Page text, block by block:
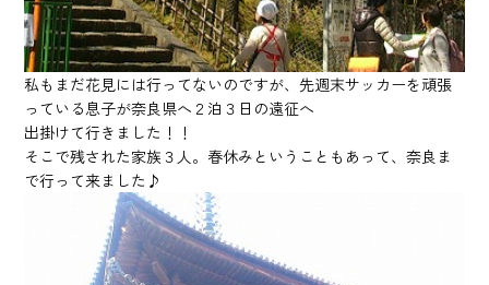
私もまだ花見には行ってないのですが、先週末サッカーを頑張
っている息子が奈良県へ２泊３日の遠征へ
出掛けて行きました！！
そこで残された家族３人。春休みということもあって、奈良ま
で行って来ました♪